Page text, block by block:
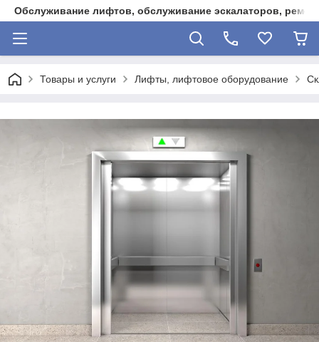
Обслуживание лифтов, обслуживание эскалаторов,
Товары и услуги Лифты, лифтовое оборудование